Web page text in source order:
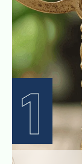
1